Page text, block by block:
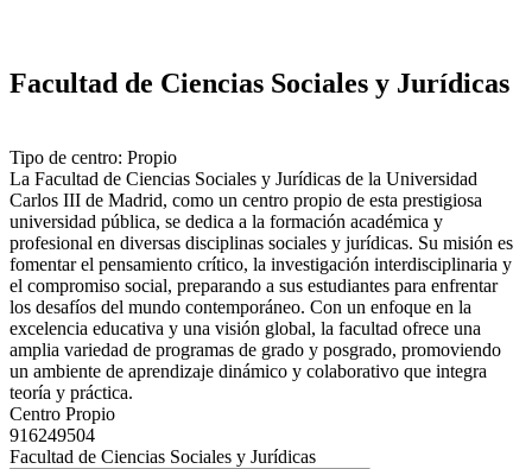
Facultad de Ciencias Sociales y Jurídicas
Tipo de centro: Propio
La Facultad de Ciencias Sociales y Jurídicas de la Universidad
Carlos III de Madrid, como un centro propio de esta prestigiosa
universidad pública, se dedica a la formación académica y
profesional en diversas disciplinas sociales y jurídicas. Su misión es
fomentar el pensamiento crítico, la investigación interdisciplinaria y
el compromiso social, preparando a sus estudiantes para enfrentar
los desafíos del mundo contemporáneo. Con un enfoque en la
excelencia educativa y una visión global, la facultad ofrece una
amplia variedad de programas de grado y posgrado, promoviendo
un ambiente de aprendizaje dinámico y colaborativo que integra
teoría y práctica.
Centro Propio
916249504
Facultad de Ciencias Sociales y Jurídicas